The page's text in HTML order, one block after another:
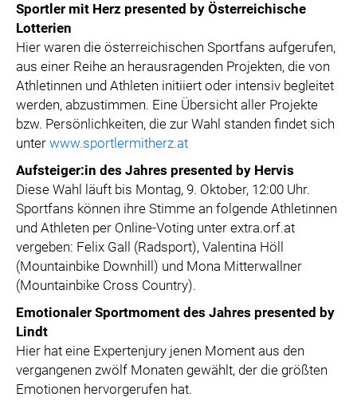
Sportler mit Herz presented by Österreichische
Lotterien
Hier waren die österreichischen Sportfans aufgerufen,
aus einer Reihe an herausragenden Projekten, die von
Athletinnen und Athleten initiiert oder intensiv begleitet
werden, abzustimmen. Eine Übersicht aller Projekte
bzw. Persönlichkeiten, die zur Wahl standen findet sich
unter www.sportlermitherz.at
Aufsteiger:in des Jahres presented by Hervis
Diese Wahl läuft bis Montag, 9. Oktober, 12:00 Uhr.
Sportfans können ihre Stimme an folgende Athletinnen
und Athleten per Online-Voting unter extra.orf.at
vergeben: Felix Gall (Radsport), Valentina Höll
(Mountainbike Downhill) und Mona Mitterwallner
(Mountainbike Cross Country).
Emotionaler Sportmoment des Jahres presented by
Lindt
Hier hat eine Expertenjury jenen Moment aus den
vergangenen zwölf Monaten gewählt, der die größten
Emotionen hervorgerufen hat.